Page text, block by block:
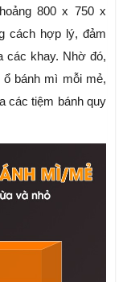
800 x 750 x
cách hợp lý, đảm
các khay. Nhờ đó,
ổ bánh mì mỗi mẻ,
các tiệm bánh quy